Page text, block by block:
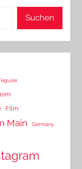
Suchen
Film
Main Germany